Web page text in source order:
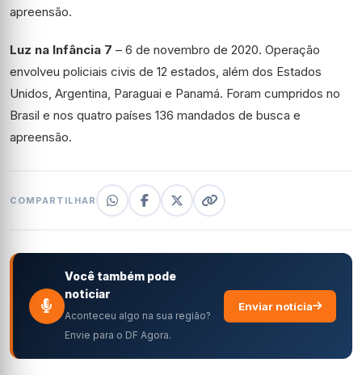
apreensão.
Luz na Infância 7 – 6 de novembro de 2020. Operação
envolveu policiais civis de 12 estados, além dos Estados
Unidos, Argentina, Paraguai e Panamá. Foram cumpridos no
Brasil e nos quatro países 136 mandados de busca e
apreensão.
COMPARTILHAR
Você também pode
noticiar
Aconteceu algo na sua região?
Envie para o DF Agora.
Enviar notícia